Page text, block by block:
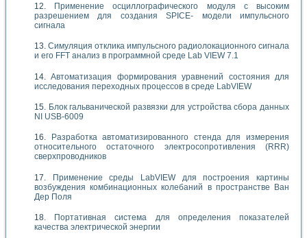
Применение осциллографического модуля с высоким
разрешением для создания SPICE- модели импульсного
сигнала
Симуляция отклика импульсного радиолокационного сигнала
и его FFT анализ в программной среде Lab VIEW 7.1
Автоматизация формирования уравнений состояния для
исследования переходных процессов в среде LabVIEW
Блок гальванической развязки для устройства сбора данных
NI USB-6009
Разработка автоматизированного стенда для измерения
относительного остаточного электросопротивления (RRR)
сверхпроводников
Применение среды LabVIEW для построения картины
возбуждения комбинационных колебаний в пространстве Ван
Дер Поля
Портативная система для определения показателей
качества электрической энергии